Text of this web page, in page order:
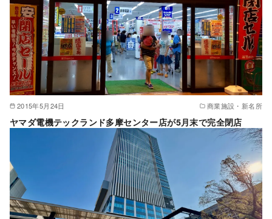
2015年5月24日 商業施設・新名所
ヤマダ電機テックランド多摩センター店が5月末で完全閉店